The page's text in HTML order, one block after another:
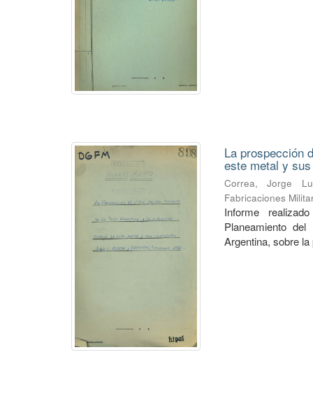
La prospección
este metal y
Correa, Jorge
Fabricaciones
Informe
Planeamiento
Argentina, sobre